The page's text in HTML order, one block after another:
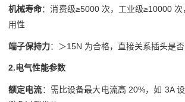
机械寿命：消费级≥5000 次，工业级≥10000
用性
端子保持力：＞15N 为合格，直接关系插头是
2.电气性能参数
额定电流：需比设备最大电流高 20%，如 3A